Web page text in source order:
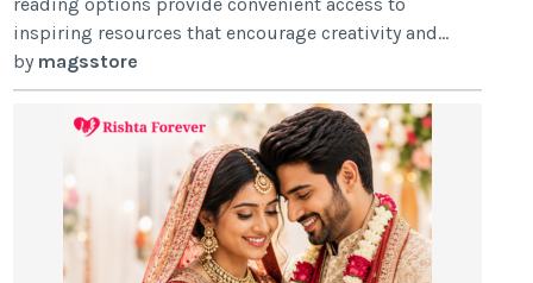
inspiring resources that encourage creativity and...
by magsstore